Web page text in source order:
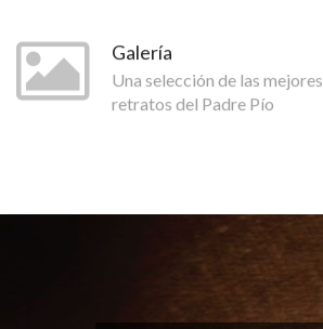
Galería
Una selección de las
retratos del Padre Pío